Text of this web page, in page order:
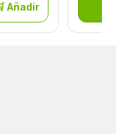
Añadir